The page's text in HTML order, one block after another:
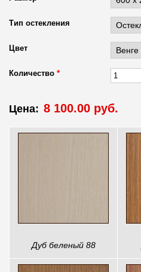
Тип остекления
Цвет
Количество *
Цена: 8 100.00 руб.
Дуб беленый 88